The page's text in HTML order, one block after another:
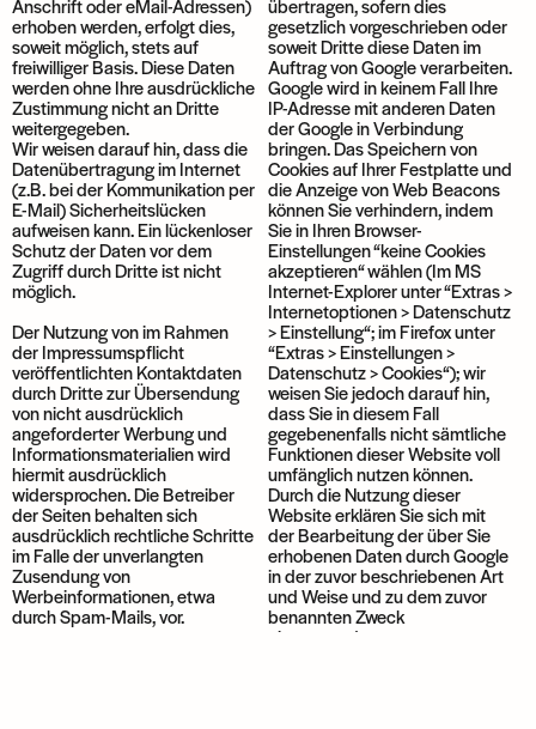
Anschrift oder eMail-Adressen)
erhoben werden, erfolgt dies,
soweit möglich, stets auf
freiwilliger Basis. Diese Daten
werden ohne Ihre ausdrückliche
Zustimmung nicht an Dritte
weitergegeben.
Wir weisen darauf hin, dass die
Datenübertragung im Internet
(z.B. bei der Kommunikation per
E-Mail) Sicherheitslücken
aufweisen kann. Ein lückenloser
Schutz der Daten vor dem
Zugriff durch Dritte ist nicht
möglich.
Der Nutzung von im Rahmen
der Impressumspflicht
veröffentlichten Kontaktdaten
durch Dritte zur Übersendung
von nicht ausdrücklich
angeforderter Werbung und
Informationsmaterialien wird
hiermit ausdrücklich
widersprochen. Die Betreiber
der Seiten behalten sich
ausdrücklich rechtliche Schritte
im Falle der unverlangten
Zusendung von
Werbeinformationen, etwa
durch Spam-Mails, vor.
übertragen, sofern dies
gesetzlich vorgeschrieben oder
soweit Dritte diese Daten im
Auftrag von Google verarbeiten.
Google wird in keinem Fall Ihre
IP-Adresse mit anderen Daten
der Google in Verbindung
bringen. Das Speichern von
Cookies auf Ihrer Festplatte und
die Anzeige von Web Beacons
können Sie verhindern, indem
Sie in Ihren Browser-
Einstellungen “keine Cookies
akzeptieren“ wählen (Im MS
Internet-Explorer unter “Extras >
Internetoptionen > Datenschutz
> Einstellung“; im Firefox unter
“Extras > Einstellungen >
Datenschutz > Cookies“); wir
weisen Sie jedoch darauf hin,
dass Sie in diesem Fall
gegebenenfalls nicht sämtliche
Funktionen dieser Website voll
umfänglich nutzen können.
Durch die Nutzung dieser
Website erklären Sie sich mit
der Bearbeitung der über Sie
erhobenen Daten durch Google
in der zuvor beschriebenen Art
und Weise und zu dem zuvor
benannten Zweck
einverstanden.